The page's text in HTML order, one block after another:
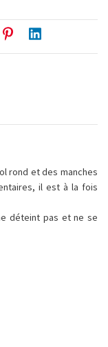
rond et des manches
il est à la fois
déteint pas et ne se